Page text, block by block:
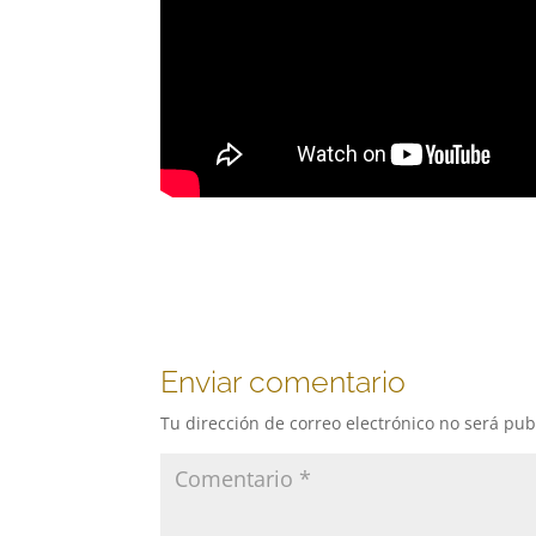
Enviar comentario
Tu dirección de correo electrónico no será